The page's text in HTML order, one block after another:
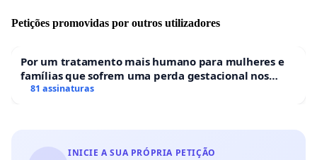
Petições promovidas por outros utilizadores
Por um tratamento mais humano para mulheres e
famílias que sofrem uma perda gestacional nos
hospitais portugueses
81 assinaturas
INICIE A SUA PRÓPRIA PETIÇÃO